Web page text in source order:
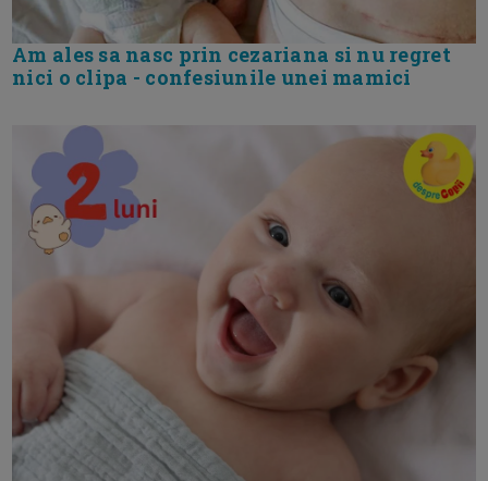
Am ales sa nasc prin cezariana si nu regret
nici o clipa - confesiunile unei mamici